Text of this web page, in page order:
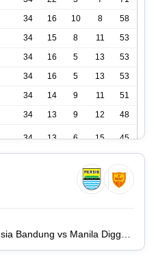
34 16 10 8
58
34 15 8 11
53
34 16 5 13
53
34 16 5 13
53
34 14 9 11
51
34 13 9 12
48
34 13 6 15 45
17